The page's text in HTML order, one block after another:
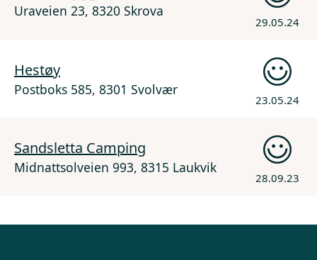
Uraveien 23, 8320 Skrova
29.05.24
Hestøy
Postboks 585, 8301 Svolvær
23.05.24
Sandsletta Camping
Midnattsolveien 993, 8315 Laukvik
28.09.23